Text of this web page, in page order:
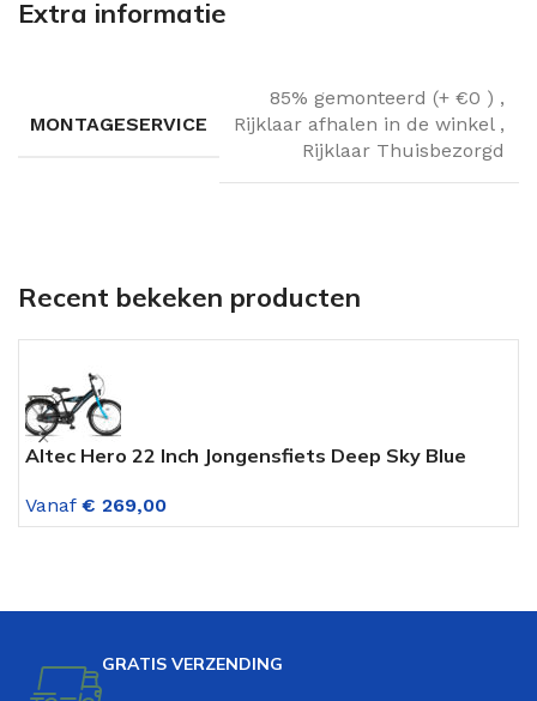
Extra informatie
MONTAGESERVICE
85% gemonteerd (+ €0 ) ,
Rijklaar afhalen in de winkel ,
Rijklaar Thuisbezorgd
Recent bekeken producten
Altec Hero 22 Inch Jongensfiets Deep Sky Blue
Vanaf € 269,00
GRATIS VERZENDING